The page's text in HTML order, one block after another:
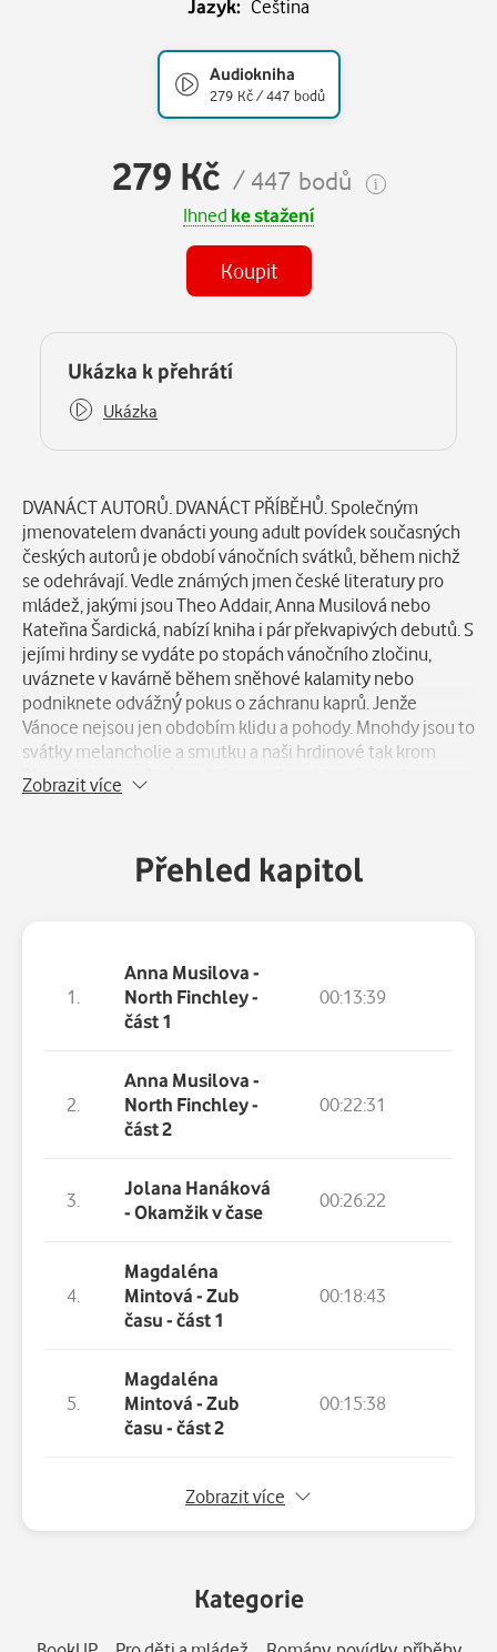
Jazyk: Čeština
Audiokniha
279 Kč / 447 bodů
279 Kč / 447 bodů
Ihned ke stažení
Koupit
Některé kapitoly již máte zakoupeny.
Ukázka k přehrátí
Ukázka
Popis
DVANÁCT AUTORŮ. DVANÁCT PŘÍBĚHŮ. Společným
jmenovatelem dvanácti young adult povídek současných
českých autorů je období vánočních svátků, během nichž
se odehrávají. Vedle známých jmen české literatury pro
mládež, jakými jsou Theo Addair, Anna Musilová nebo
Kateřina Šardická, nabízí kniha i pár překvapivých debutů. S
jejími hrdiny se vydáte po stopách vánočního zločinu,
uváznete v kavárně během sněhové kalamity nebo
podniknete odvážný́ pokus o záchranu kaprů. Jenže
Vánoce nejsou jen obdobím klidu a pohody. Mnohdy jsou to
svátky melancholie a smutku a naši hrdinové tak krom
šťastných okamžiků prožijí i nejedno zklamání, bolest a
ztrátu. Ale kdy jindy než o Vánocích lze doufat ve šťastné
Zobrazit více
Přehled kapitol
1.
Anna Musilova -
North Finchley -
část 1
00:13:39
2.
Anna Musilova -
North Finchley -
část 2
00:22:31
3.
Jolana Hanáková
- Okamžik v čase
00:26:22
4.
Magdaléna
Mintová - Zub
času - část 1
00:18:43
5.
Magdaléna
Mintová - Zub
času - část 2
00:15:38
Sam Xabyssus - Zelená slunce
Kateřina Šardická - Bezpečné místo - část 2
Zobrazit více
Kategorie